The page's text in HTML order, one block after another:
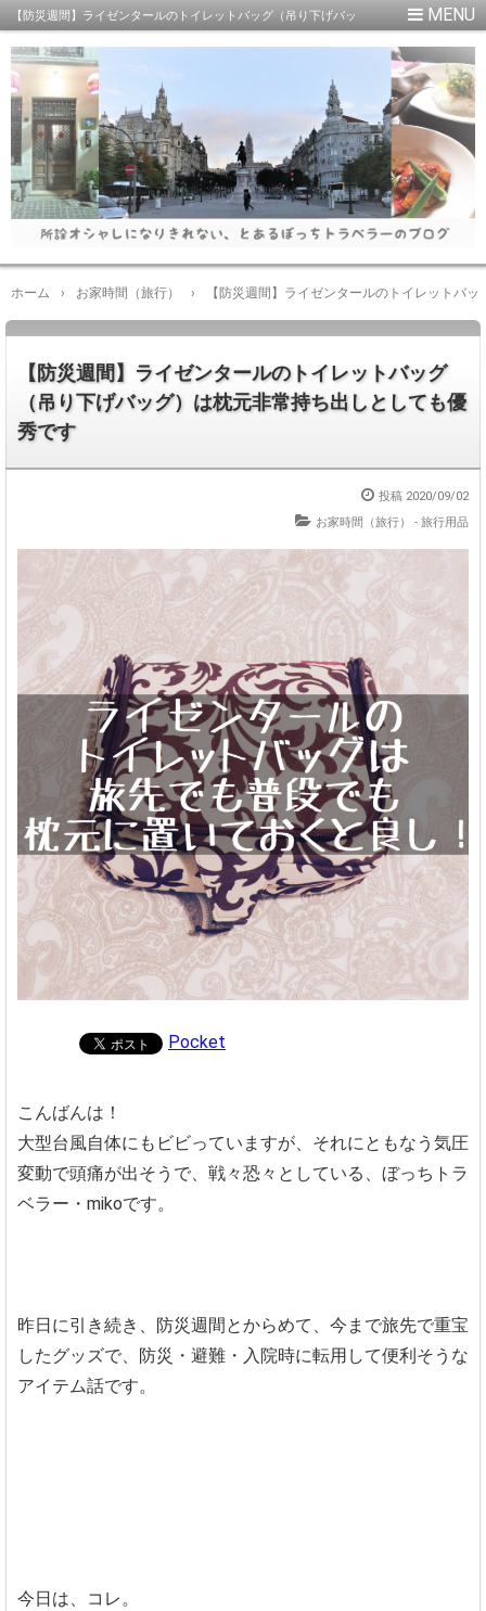
【防災週間】ライゼンタールのトイレットバッグ（吊り下げバッ
グ）は枕元非常持ち出しとしても優秀です
ホーム › お家時間（旅行） › 【防災週間】ライゼンタールのトイレットバ
【防災週間】ライゼンタールのトイレットバッグ
（吊り下げバッグ）は枕元非常持ち出しとしても優
秀です
投稿 2020/09/02
お家時間（旅行）
- 旅行用品
Pocket
こんばんは！
大型台風自体にもビビっていますが、それにともなう気圧
変動で頭痛が出そうで、戦々恐々としている、ぼっちトラ
ベラー・mikoです。
昨日に引き続き、防災週間とからめて、今まで旅先で重宝
したグッズで、防災・避難・入院時に転用して便利そうな
アイテム話です。
今日は、コレ。